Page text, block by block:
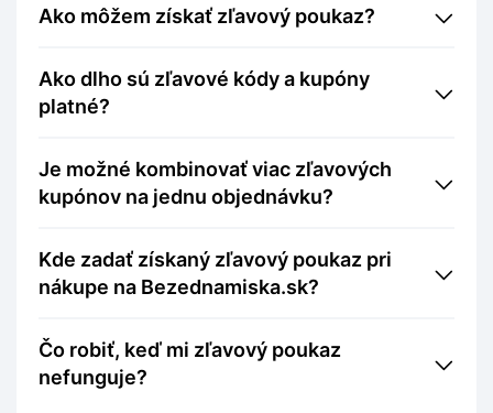
Ako môžem získať zľavový poukaz?
Ako dlho sú zľavové kódy a kupóny
platné?
Je možné kombinovať viac zľavových
kupónov na jednu objednávku?
Kde zadať získaný zľavový poukaz pri
nákupe na Bezednamiska.sk?
Čo robiť, keď mi zľavový poukaz
nefunguje?